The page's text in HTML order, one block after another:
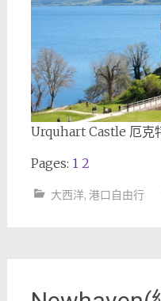
Urquhart Castle 厄克
Pages: 1 2
大西洋, 港口自由行